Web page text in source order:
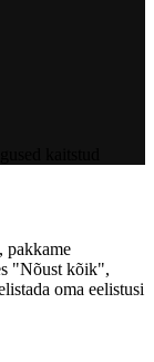
pakkame
"Nõust kõik",
oma eelistusi